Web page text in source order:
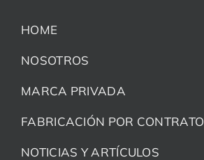
HOME
NOSOTROS
MARCA PRIVADA
FABRICACIÓN POR CONTRATO
NOTICIAS Y ARTÍCULOS